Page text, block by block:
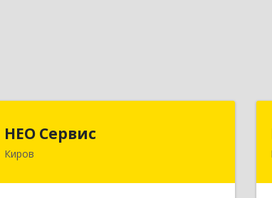
НЕО Сервис
Киров